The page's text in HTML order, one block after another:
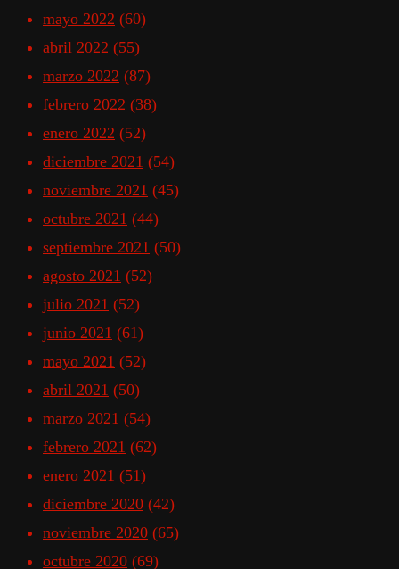
mayo 2022 (60)
abril 2022 (55)
marzo 2022 (87)
febrero 2022 (38)
enero 2022 (52)
diciembre 2021 (54)
noviembre 2021 (45)
octubre 2021 (44)
septiembre 2021 (50)
agosto 2021 (52)
julio 2021 (52)
junio 2021 (61)
mayo 2021 (52)
abril 2021 (50)
marzo 2021 (54)
febrero 2021 (62)
enero 2021 (51)
diciembre 2020 (42)
noviembre 2020 (65)
octubre 2020 (69)